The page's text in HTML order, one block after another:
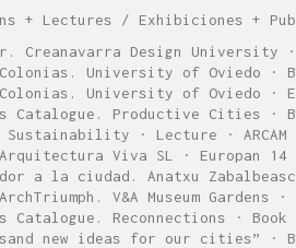
+ Lectures / Exhibiciones +
Creanavarra Design University
University of Oviedo ·
University of Oviedo ·
Catalogue. Productive Cities ·
· Lecture · ARCAM
Viva SL · Europan 14
a la ciudad. Anatxu
V&A Museum Gardens
Catalogue. Reconnections · Book
new ideas for our cities” ·